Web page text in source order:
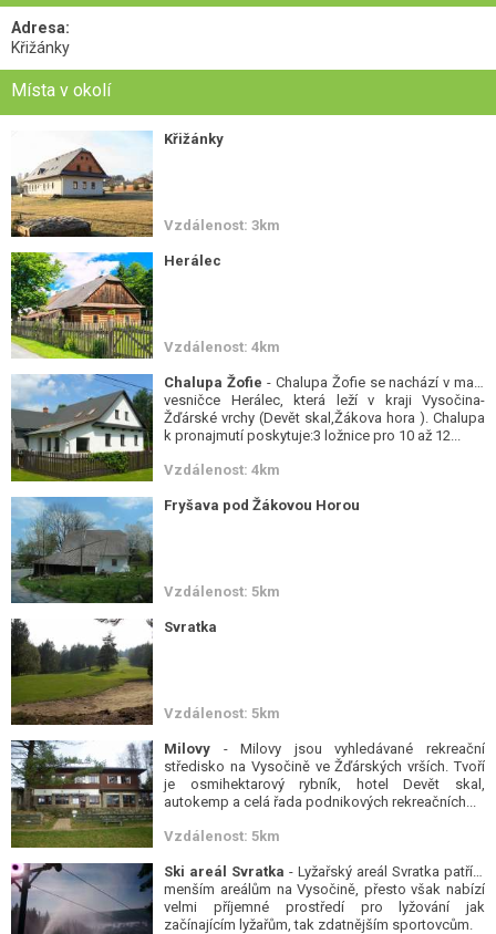
Adresa:
Křižánky
Místa v okolí
Křižánky
Vzdálenost: 3km
Herálec
Vzdálenost: 4km
Chalupa Žofie - Chalupa Žofie se nachází v malé
vesničce Herálec, která leží v kraji Vysočina-
Žďárské vrchy (Devět skal,Žákova hora ). Chalupa
k pronajmutí poskytuje:3 ložnice pro 10 až 12...
Vzdálenost: 4km
Fryšava pod Žákovou Horou
Vzdálenost: 5km
Svratka
Vzdálenost: 5km
Milovy - Milovy jsou vyhledávané rekreační
středisko na Vysočině ve Žďárských vrších. Tvoří
je osmihektarový rybník, hotel Devět skal,
autokemp a celá řada podnikových rekreačních...
Vzdálenost: 5km
Ski areál Svratka - Lyžařský areál Svratka patří k
menším areálům na Vysočině, přesto však nabízí
velmi příjemné prostředí pro lyžování jak
začínajícím lyžařům, tak zdatnějším sportovcům.